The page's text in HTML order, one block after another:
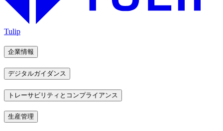
Tulip
企業情報
デジタルガイダンス
トレーサビリティとコンプライアンス
生産管理